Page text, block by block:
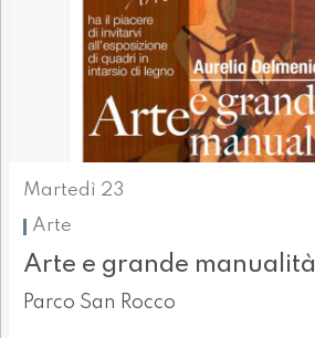
Martedì 23
Arte
Arte e grande manualità
Parco San Rocco